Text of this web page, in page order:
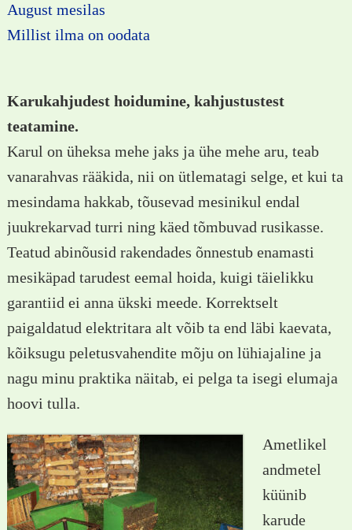
August mesilas
Millist ilma on oodata
Karukahjudest hoidumine, kahjustustest
teatamine.
Karul on üheksa mehe jaks ja ühe mehe aru, teab
vanarahvas rääkida, nii on ütlematagi selge, et kui ta
mesindama hakkab, tõusevad mesinikul endal
juukrekarvad turri ning käed tõmbuvad rusikasse.
Teatud abinõusid rakendades õnnestub enamasti
mesikäpad tarudest eemal hoida, kuigi täielikku
garantiid ei anna ükski meede. Korrektselt
paigaldatud elektritara alt võib ta end läbi kaevata,
kõiksugu peletusvahendite mõju on lühiajaline ja
nagu minu praktika näitab, ei pelga ta isegi elumaja
hoovi tulla.
Ametlikel
andmetel
küünib
karude